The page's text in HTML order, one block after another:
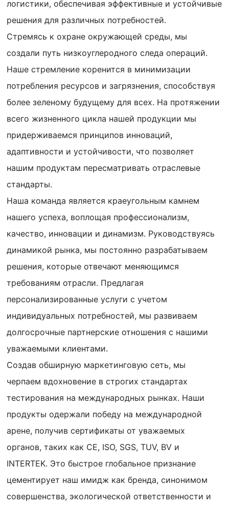
логистики, обеспечивая эффективные и устойчивые
решения для различных потребностей.
Стремясь к охране окружающей среды, мы
создали путь низкоуглеродного следа операций.
Наше стремление коренится в минимизации
потребления ресурсов и загрязнения, способствуя
более зеленому будущему для всех. На протяжении
всего жизненного цикла нашей продукции мы
придерживаемся принципов инноваций,
адаптивности и устойчивости, что позволяет
нашим продуктам пересматривать отраслевые
стандарты.
Наша команда является краеугольным камнем
нашего успеха, воплощая профессионализм,
качество, инновации и динамизм. Руководствуясь
динамикой рынка, мы постоянно разрабатываем
решения, которые отвечают меняющимся
требованиям отрасли. Предлагая
персонализированные услуги с учетом
индивидуальных потребностей, мы развиваем
долгосрочные партнерские отношения с нашими
уважаемыми клиентами.
Создав обширную маркетинговую сеть, мы
черпаем вдохновение в строгих стандартах
тестирования на международных рынках. Наши
продукты одержали победу на международной
арене, получив сертификаты от уважаемых
органов, таких как CE, ISO, SGS, TUV, BV и
INTERTEK. Это быстрое глобальное признание
цементирует наш имидж как бренда, синонимом
совершенства, экологической ответственности и